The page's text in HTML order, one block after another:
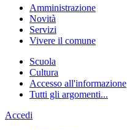
Amministrazione
Novità
Servizi
Vivere il comune
Scuola
Cultura
Accesso all'informazione
Tutti gli argomenti...
Accedi